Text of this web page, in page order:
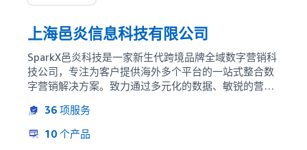
上海邑炎信息科技有限公司
SparkX邑炎科技是一家新生代跨境品牌全域数字营销科
技公司，专注为客户提供海外多个平台的一站式整合数
字营销解决方案。致力通过多元化的数据、敏锐的营销
赋能中国企业品牌化出海。作为亚马逊广告合作伙伴，
公司针对于亚马逊自主研发的一个全渠道智能广告优化
平台Xmars，通过对接管理亚马逊广告产品，包括亚马
36 项服务
10 个产品